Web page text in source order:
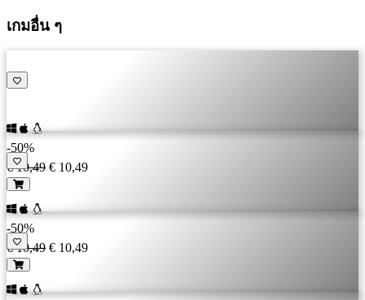
เกมอื่น ๆ
-50%
€ 10,49 € 10,49
-50%
€ 10,49 € 10,49